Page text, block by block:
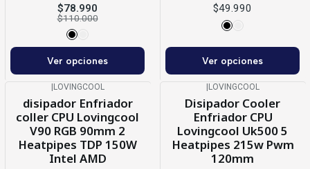
$78.990
$110.000
Ver opciones
$49.990
Ver opciones
LOVINGCOOL
disipador Enfriador
coller CPU Lovingcool
V90 RGB 90mm 2
Heatpipes TDP 150W
Intel AMD
LOVINGCOOL
Disipador Cooler
Enfriador CPU
Lovingcool Uk500 5
Heatpipes 215w Pwm
120mm